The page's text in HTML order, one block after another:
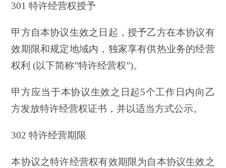
301 特许经营权授予
甲方自本协议生效之日起，授予乙方在本协议有
效期限和规定地域内，独家享有供热业务的经营
权利 (以下简称”特许经营权”)。
甲方应当于本协议生效之日起5个工作日内向乙
方发放特许经营权证书，并以适当方式公示。
302 特许经营期限
本协议之特许经营权有效期限为自本协议生效之